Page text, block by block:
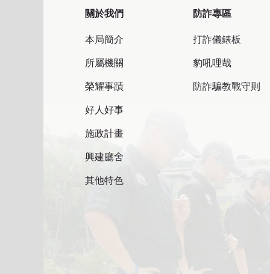
關於我們
本局簡介
所屬機關
榮耀事蹟
好人好事
施政計畫
興建廳舍
其他特色
防詐專區
打詐儀錶板
豹吼哩哉
防詐騙教戰守則